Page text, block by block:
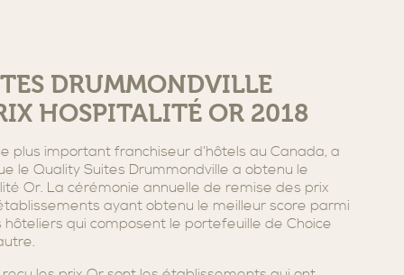
SUITE EXÉCUTIVE
FORFAIT VILLAGE
QUÉBÉCOIS D’ANTAN
PISCINE INTÉRIEURE
TARIFS CORPORATIFS
DRUMMONDVILLE
HOSPITALITÉ OR 2018
plus important franchiseur d’hôtels au Canada, a
le Quality Suites Drummondville a obtenu le
Or. La cérémonie annuelle de remise des prix
ayant obtenu le meilleur score parmi
qui composent le portefeuille de Choice